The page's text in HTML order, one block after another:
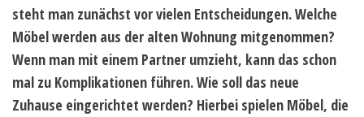
steht man zunächst vor vielen Entscheidungen. Welche
Möbel werden aus der alten Wohnung mitgenommen?
Wenn man mit einem Partner umzieht, kann das schon
mal zu Komplikationen führen. Wie soll das neue
Zuhause eingerichtet werden? Hierbei spielen Möbel, die